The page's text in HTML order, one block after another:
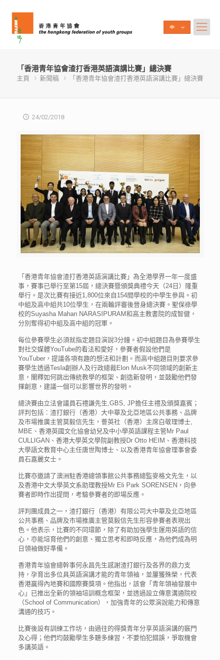
「香港青年協會渣打香港英語演講比賽」總決賽
主頁 新聞稿 「香港青年協會渣打香港英語演講比賽」總決賽
24/02/2018
「香港青年協會渣打香港英語演講比賽」為全港學界一年一度盛
事，賽事已舉行至第15屆，總決賽暨頒獎典禮今天（24日）隆重
舉行。是次比賽有接近1,800位來自154間學校的中學生參與。初
中組及高中組共10位學生，在兩輪評審後晉身總決賽。聖保祿學
校的Suyasha Mahan NARASIPURAM和高主教書院的成智健，
分別奪得初中組及高中組的冠軍。
每位參賽學生必須就指定題目演說3分鐘。初中組題目為參賽學生
對社交媒體YouTube的看法和愛好，參賽者假設他們是
YouTuber，提議各項有趣的想法和計劃。而高中組題目則要求參
賽學生透過Tesla創辦人及行政總裁Elon Musk不同領域的創新主
意，闡釋如何跳出傳統教學的框架、創造新發明，並鼓勵他們發
揮創意，建議一個可以影響世界的發明。
總決賽由立法會議員石禮謙先生,GBS, JP擔任主禮及頒獎嘉賓；
評判包括︰渣打銀行（香港）大中華及北亞地區公共事務、品牌
及市場推廣主管莫毅信先生，薈英社（香港）主席白敬理博士,
MBE、香港英國文化協會幼兒及中小學英語課程主管Mr Paul
CULLIGAN、香港大學英文學院副教授Dr Otto HEIM、香港科技
大學語文教育中心主任唐世陶博士、以及香港青年協會理事會委
員石嘉麗女士。
比賽亦邀請了澳洲駐香港總領事館公共事務總監麥格文先生，以
及香港中文大學英文系助理教授Mr Eli Park SORENSEN，向參
賽者即時作出提問，考驗參賽者的即場反應。
評判團成員之一，渣打銀行（香港）有限公司大中華及北亞地區
公共事務、品牌及市場推廣主管莫毅信先生形容參賽者表現出
色。他表示，比賽的不同環節，除了有助加強學生運用英語的信
心，亦能培育他們的創意、獨立思考和即時反應，為他們成為明
日領袖做好準備。
香港青年協會總幹事何永昌先生感謝渣打銀行及各界的鼎力支
持，孕育出多位具英語演講才能的青年領袖，並屢獲殊榮，代表
香港贏得內地賽和國際賽獎項。他指出，該會「青年領袖發展中
心」已推出全新的領袖培訓概念框架，並透過設立傳意溝通院校
（School of Communication），加強青年的公眾演說能力和傳意
溝通的技巧。
比賽後設有訓練工作坊，由過往的得獎青年分享英語演講的竅門
及心得；他們均鼓勵學生多聽多練習，不要怕犯錯誤，爭取機會
多講英語。